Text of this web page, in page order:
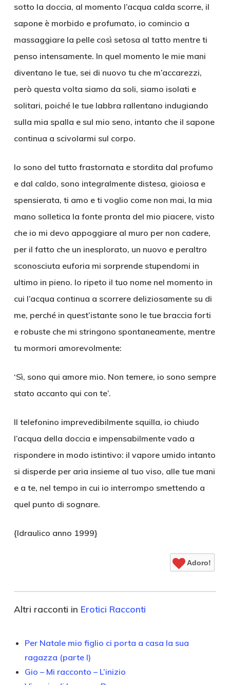
sotto la doccia, al momento l’acqua calda scorre, il
sapone è morbido e profumato, io comincio a
massaggiare la pelle così setosa al tatto mentre ti
penso intensamente. In quel momento le mie mani
diventano le tue, sei di nuovo tu che m’accarezzi,
però questa volta siamo da soli, siamo isolati e
solitari, poiché le tue labbra rallentano indugiando
sulla mia spalla e sul mio seno, intanto che il sapone
continua a scivolarmi sul corpo.
Io sono del tutto frastornata e stordita dal profumo
e dal caldo, sono integralmente distesa, gioiosa e
spensierata, ti amo e ti voglio come non mai, la mia
mano solletica la fonte pronta del mio piacere, visto
che io mi devo appoggiare al muro per non cadere,
per il fatto che un inesplorato, un nuovo e peraltro
sconosciuta euforia mi sorprende stupendomi in
ultimo in pieno. Io ripeto il tuo nome nel momento in
cui l’acqua continua a scorrere deliziosamente su di
me, perché in quest’istante sono le tue braccia forti
e robuste che mi stringono spontaneamente, mentre
tu mormori amorevolmente:
‘Sì, sono qui amore mio. Non temere, io sono sempre
stato accanto qui con te’.
Il telefonino imprevedibilmente squilla, io chiudo
l’acqua della doccia e impensabilmente vado a
rispondere in modo istintivo: il vapore umido intanto
si disperde per aria insieme al tuo viso, alle tue mani
e a te, nel tempo in cui io interrompo smettendo a
quel punto di sognare.
{Idraulico anno 1999}
Adoro!
Altri racconti in Erotici Racconti
Per Natale mio figlio ci porta a casa la sua
ragazza (parte I)
Gio – Mi racconto – L’inizio